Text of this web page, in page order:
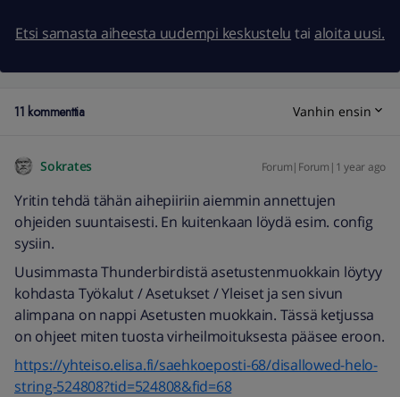
Etsi samasta aiheesta uudempi keskustelu tai aloita uusi.
11 kommenttia Vanhin ensin
Sokrates Forum|Forum|1 year ago
Yritin tehdä tähän aihepiiriin aiemmin annettujen
ohjeiden suuntaisesti. En kuitenkaan löydä esim. config
sysiin.
Uusimmasta Thunderbirdistä asetustenmuokkain löytyy
kohdasta Työkalut / Asetukset / Yleiset ja sen sivun
alimpana on nappi Asetusten muokkain. Tässä ketjussa
on ohjeet miten tuosta virheilmoituksesta pääsee eroon.
https://yhteiso.elisa.fi/saehkoeposti-68/disallowed-helo-
string-524808?tid=524808&fid=68